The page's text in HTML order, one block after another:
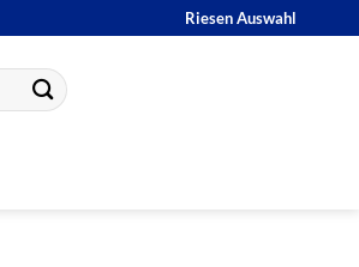
Riesen Auswahl